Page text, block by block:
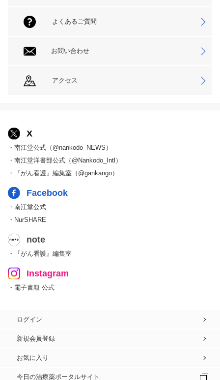
よくあるご質問
お問い合わせ
アクセス
X
・南江堂公式（@nankodo_NEWS）
・南江堂洋書部公式（@Nankodo_Intl）
・『がん看護』編集室（@gankango）
Facebook
・南江堂公式
・NurSHARE
note
・『がん看護』編集室
Instagram
・電子書籍 公式
ログイン
新規会員登録
お気に入り
今日の治療薬ポータルサイト